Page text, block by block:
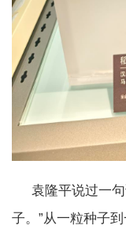
袁隆平说过一句
子。”从一粒种子